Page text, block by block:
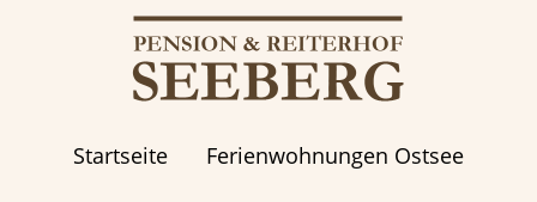
Startseite Ferienwohnungen Ostsee